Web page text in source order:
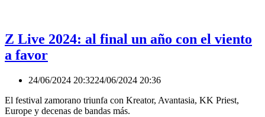
los
festivales
y
de
España
Z Live 2024: al final un año con el viento
a favor
24/06/2024 20:3224/06/2024 20:36
El festival zamorano triunfa con Kreator, Avantasia, KK Priest,
Europe y decenas de bandas más.